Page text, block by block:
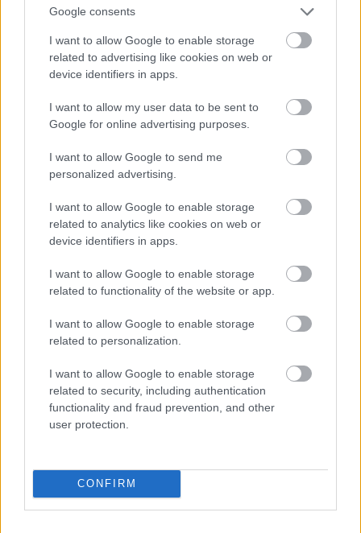
Google consents
I want to allow Google to enable storage
related to advertising like cookies on web or
device identifiers in apps.
I want to allow my user data to be sent to
Google for online advertising purposes.
I want to allow Google to send me
personalized advertising.
I want to allow Google to enable storage
related to analytics like cookies on web or
device identifiers in apps.
I want to allow Google to enable storage
related to functionality of the website or app.
I want to allow Google to enable storage
related to personalization.
I want to allow Google to enable storage
related to security, including authentication
functionality and fraud prevention, and other
user protection.
CONFIRM
2011.
Fotó: Randy Brooke / Getty Images Hungary
Jön még kép!